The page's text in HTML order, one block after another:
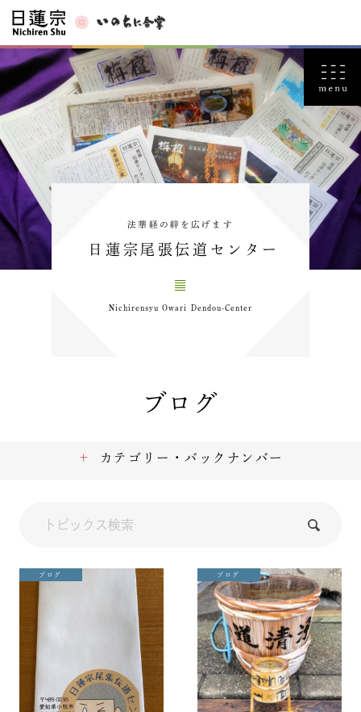
法華経の絆を広げます
日蓮宗尾張伝道センター
Nichirensyu Owari Dendou-Center
ブログ
ブログ ブログ
カテゴリー・バックナンバー